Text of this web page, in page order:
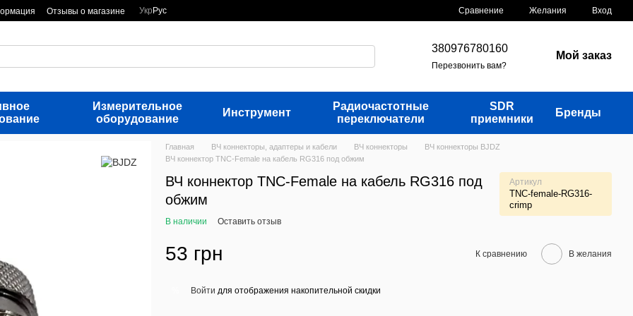
Отзывы о магазине Укр Рус Сравнение Желания Вход
380976780160
Перезвонить вам?
Мой заказ
Измерительное
оборудование
Инструмент
Радиочастотные
переключатели
SDR
приемники
Бренды
Главная ВЧ коннекторы, адаптеры и кабели ВЧ коннекторы
ВЧ коннекторы BJDZ
ВЧ коннектор TNC-Female на кабель RG316 под обжим
ВЧ коннектор TNC-Female на кабель RG316 под
обжим
Артикул
TNC-female-RG316-
crimp
В наличии Оставить отзыв
53 грн К сравнению В желания
Войти для отображения накопительной скидки